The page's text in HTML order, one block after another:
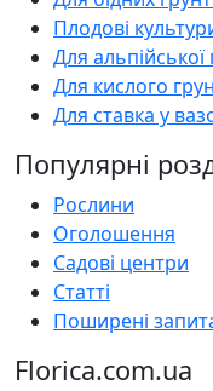
Плодові
Для альпійської
Для кислого
Для ставка у
Популярні
Рослини
Оголошення
Садові центри
Статті
Поширені
Florica.com.ua